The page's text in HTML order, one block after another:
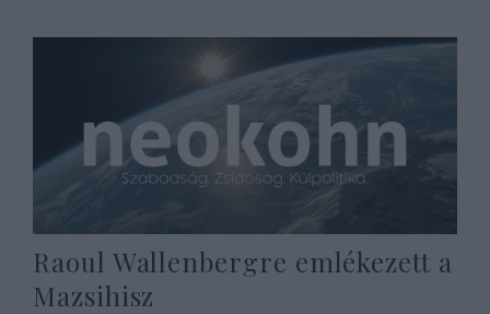
Raoul Wallenbergre emlékezett a
Mazsihisz